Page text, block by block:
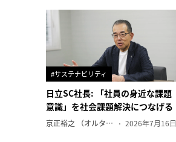
#サステナビリティ
日立SC社長: 「社員の身近な課題
意識」を社会課題解決につなげる
京正裕之 （オルタナ副編集長） 2026年7月16日